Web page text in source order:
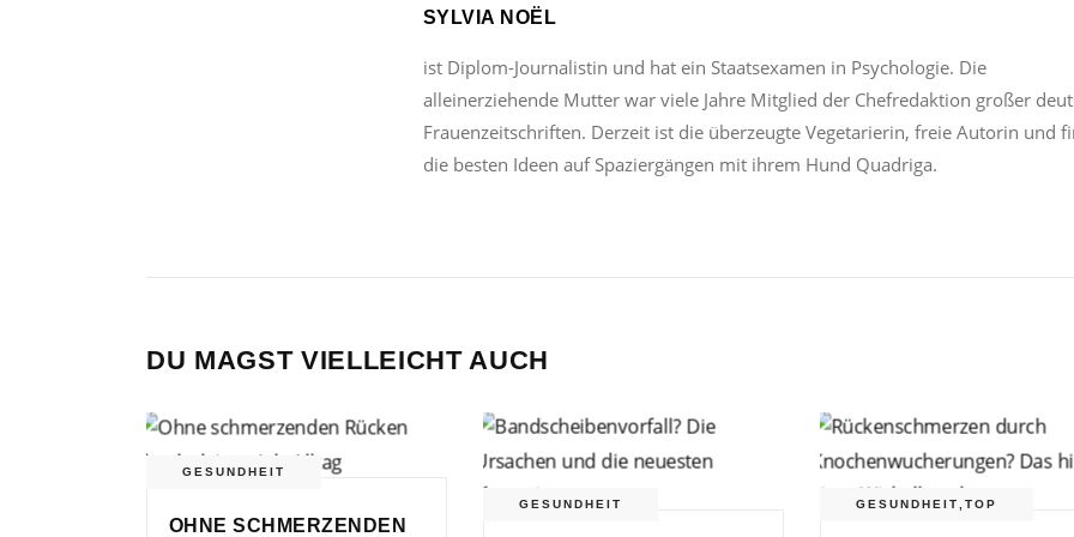
SYLVIA NOËL
ist Diplom-Journalistin und hat ein Staatsexamen in Psychologie. Die
alleinerziehende Mutter war viele Jahre Mitglied der Chefredaktion großer
Frauenzeitschriften. Derzeit ist die überzeugte Vegetarierin, freie Autorin und
die besten Ideen auf Spaziergängen mit ihrem Hund Quadriga.
DU MAGST VIELLEICHT AUCH
GESUNDHEIT
OHNE SCHMERZENDEN
GESUNDHEIT GESUNDHEIT TOP